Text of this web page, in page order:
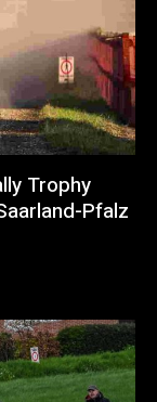
Trophy
Pfalz